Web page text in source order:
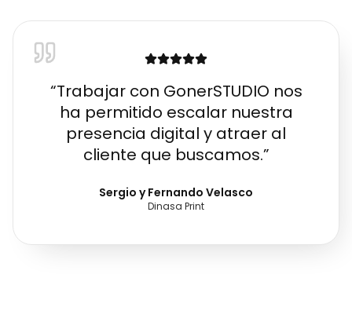
“Trabajar con GonerSTUDIO nos
ha permitido escalar nuestra
presencia digital y atraer al
cliente que buscamos.”
Sergio y Fernando Velasco
Dinasa Print